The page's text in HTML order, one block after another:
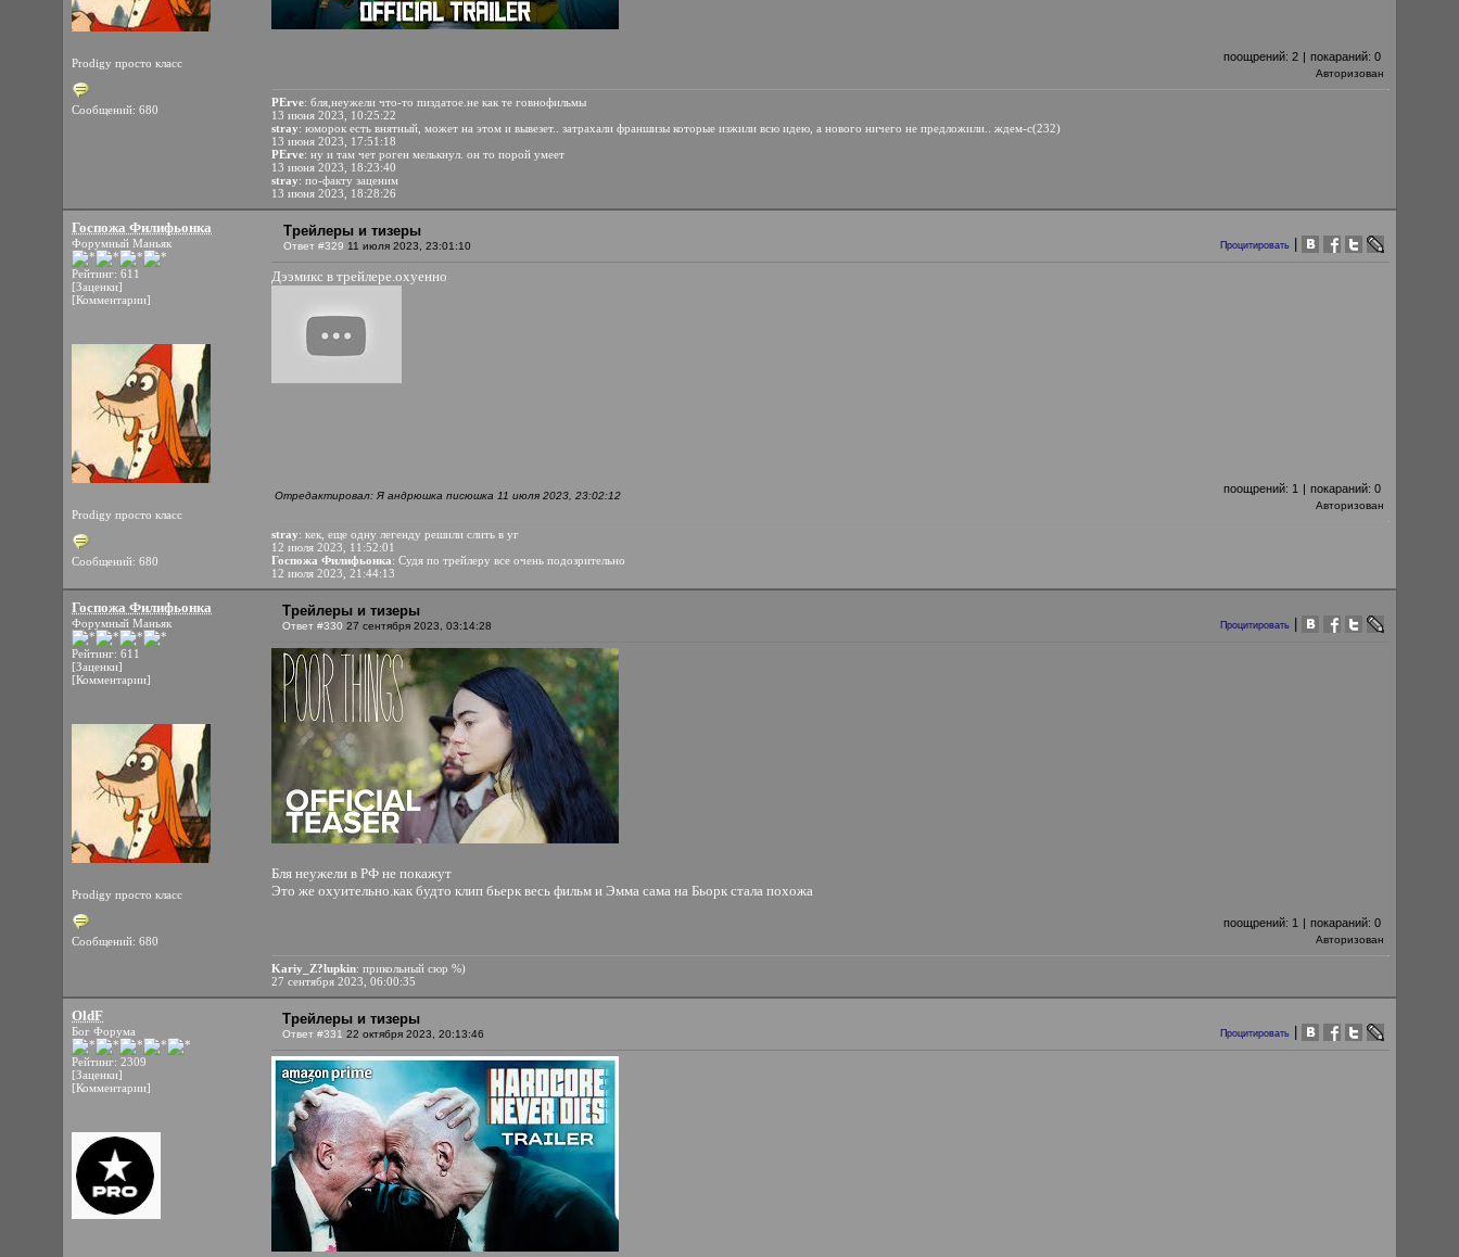
Prodigy просто класс
Сообщений: 680
поощрений: 2 | покараний: 0
Авторизован
PErve: бля,неужели что-то пиздатое.не как те говнофильмы
13 июня 2023, 10:25:22
stray: юморок есть внятный, может на этом и вывезет.. затрахали франшизы которые изжили всю идею, а нового ничего не предложили.. ждем-с(232)
13 июня 2023, 17:51:18
PErve: ну и там чет роген мелькнул. он то порой умеет
13 июня 2023, 18:23:40
stray: по-факту заценим
13 июня 2023, 18:28:26
Госпожа Филифьонка
Форумный Маньяк
Рейтинг: 611
[Заценки]
[Комментарии]
Prodigy просто класс
Сообщений: 680
Трейлеры и тизеры
Ответ #329 11 июля 2023, 23:01:10 Процитировать
Дээмикс в трейлере.охуенно
Отредактировал: Я андрюшка писюшка 11 июля 2023, 23:02:12
поощрений: 1 | покараний: 0
Авторизован
stray: кек, еще одну легенду решили слить в уг
12 июля 2023, 11:52:01
Госпожа Филифьонка: Судя по трейлеру все очень подозрительно
12 июля 2023, 21:44:13
Госпожа Филифьонка
Форумный Маньяк
Рейтинг: 611
[Заценки]
[Комментарии]
Prodigy просто класс
Сообщений: 680
Трейлеры и тизеры
Ответ #330 27 сентября 2023, 03:14:28 Процитировать
Бля неужели в РФ не покажут
Это же охуительно.как будто клип бьерк весь фильм и Эмма сама на Бьорк стала похожа
поощрений: 1 | покараний: 0
Авторизован
Kariy_Z?lupkin: прикольный сюр %)
27 сентября 2023, 06:00:35
OldF
Бог Форума
Рейтинг: 2309
[Заценки]
[Комментарии]
Трейлеры и тизеры
Ответ #331 22 октября 2023, 20:13:46 Процитировать